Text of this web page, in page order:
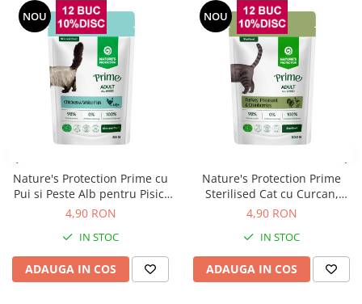
NOU
Nature's Protection Prime cu
Pui si Peste Alb pentru Pisici
85 Gr
4,90 RON
IN STOC
ADAUGA IN COS
NOU
Nature's Protection Prime
Sterilised Cat cu Curcan,
Fazan si Merisoare 85 Gr
4,90 RON
IN STOC
ADAUGA IN COS